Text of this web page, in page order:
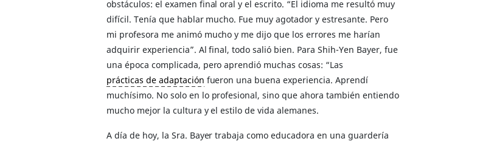
obstáculos: el examen final oral y el escrito. “El idioma me resultó muy
difícil. Tenía que hablar mucho. Fue muy agotador y estresante. Pero
mi profesora me animó mucho y me dijo que los errores me harían
adquirir experiencia”. Al final, todo salió bien. Para Shih-Yen Bayer, fue
una época complicada, pero aprendió muchas cosas: “Las
prácticas de adaptación fueron una buena experiencia. Aprendí
muchísimo. No solo en lo profesional, sino que ahora también entiendo
mucho mejor la cultura y el estilo de vida alemanes.
A día de hoy, la Sra. Bayer trabaja como educadora en una guardería